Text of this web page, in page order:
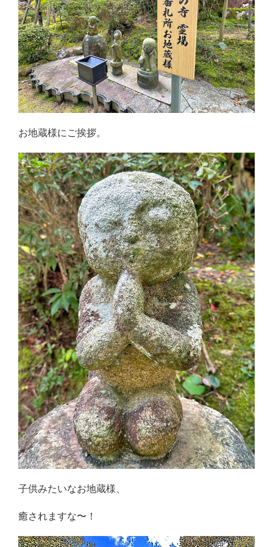
お地蔵様にご挨拶。
子供みたいなお地蔵様、
癒されますな〜！